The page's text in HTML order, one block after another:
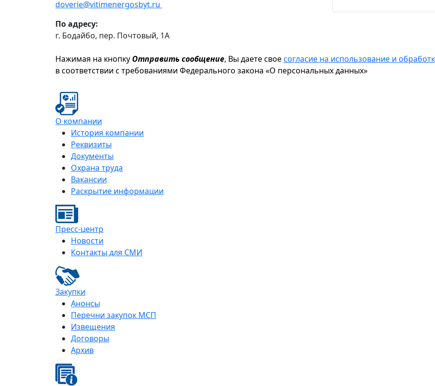
doverie@vitimenergosbyt.ru
По адресу:
г. Бодайбо, пер. Почтовый, 1А
Нажимая на кнопку Отправить сообщение, Вы даете своесогласие на использование и
в соответствии с требованиями Федерального закона «О персональных данных»
О компании
История компании
Реквизиты
Документы
Охрана труда
Вакансии
Раскрытие информации
Пресс-центр
Новости
Контакты для СМИ
Закупки
Анонсы
Перечни закупок МСП
Извещения
Договоры
Архив